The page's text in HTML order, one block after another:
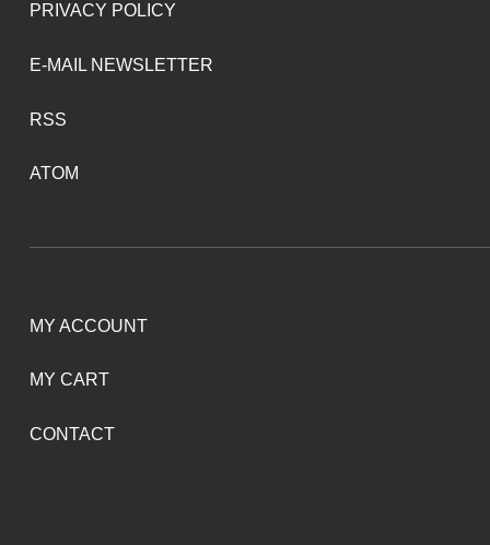
PRIVACY POLICY
E-MAIL NEWSLETTER
RSS
ATOM
MY ACCOUNT
MY CART
CONTACT